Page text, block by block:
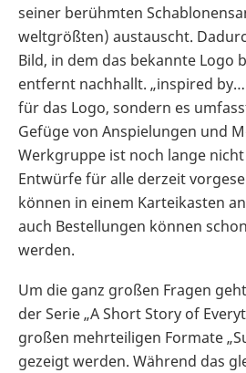
seiner berühmten
weltgrößten) austauscht.
Bild, in dem das bekannte Logo
entfernt nachhallt. „inspired
für das Logo, sondern es
Gefüge von Anspielungen und
Werkgruppe ist noch lange
Entwürfe für alle derzeit
können in einem Karteikasten
auch Bestellungen können
werden.
Um die ganz großen Fragen
der Serie „A Short Story of
großen mehrteiligen Formate
gezeigt werden. Während das